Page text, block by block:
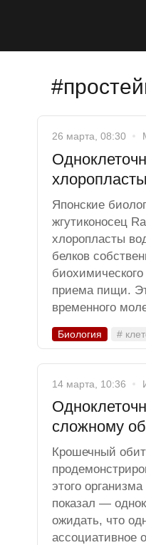
26 марта, 08:30
Японские
жгутиконосец
хлоропласты
белков
приема пищи.
временного
Биология #
14 марта, 10:36
сложному
Крошечный
этого
показал —
ожидать, что
ассоциативное